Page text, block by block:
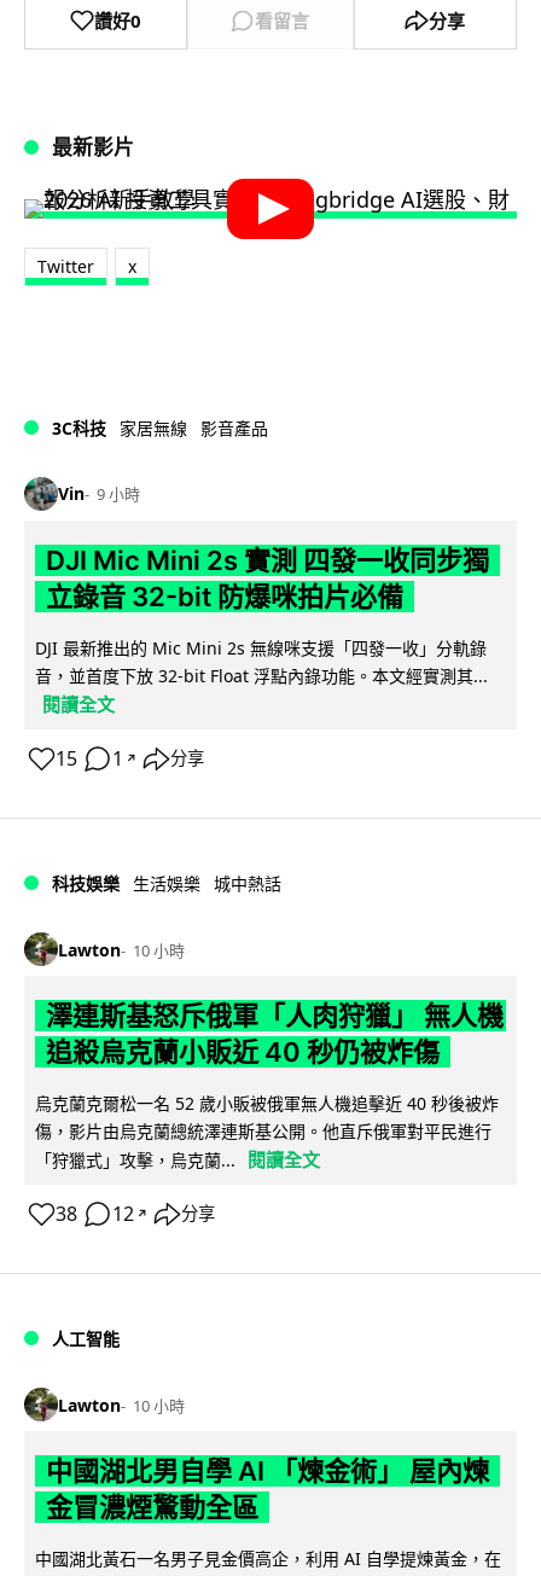
讚好0 看留言 分享
最新影片
Twitter x
3C科技 家居無線 影音產品
Vin 9 小時
DJI Mic Mini 2s 實測 四發一收同步獨
立錄音 32-bit 防爆咪拍片必備
DJI 最新推出的 Mic Mini 2s 無線咪支援「四發一收」分軌錄
音，並首度下放 32-bit Float 浮點內錄功能。本文經實測其...
閱讀全文
15 1 ↗ 分享
科技娛樂 生活娛樂 城中熱話
Lawton 10 小時
澤連斯基怒斥俄軍「人肉狩獵」 無人機
追殺烏克蘭小販近 40 秒仍被炸傷
烏克蘭克爾松一名 52 歲小販被俄軍無人機追擊近 40 秒後被炸
傷，影片由烏克蘭總統澤連斯基公開。他直斥俄軍對平民進行
「狩獵式」攻擊，烏克蘭...
閱讀全文
38 12 ↗ 分享
人工智能
Lawton 10 小時
中國湖北男自學 AI 「煉金術」 屋內煉
金冒濃煙驚動全區
中國湖北黃石一名男子見金價高企，利用 AI 自學提煉黃金，在